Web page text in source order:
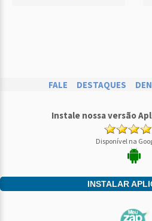
FALE DESTAQUES
Instale nossa versão
Disponível na
INSTALAR